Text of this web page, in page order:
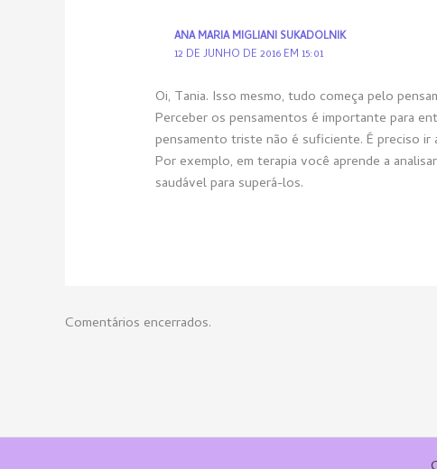
ANA MARIA MIGLIANI SUKADOLNIK
12 DE JUNHO DE 2016 EM 15:01
Oi, Tania. Isso mesmo, tudo começa pelo
Perceber os pensamentos é importante para
pensamento triste não é suficiente. É preciso ir
Por exemplo, em terapia você aprende a
saudável para superá-los.
Comentários encerrados.